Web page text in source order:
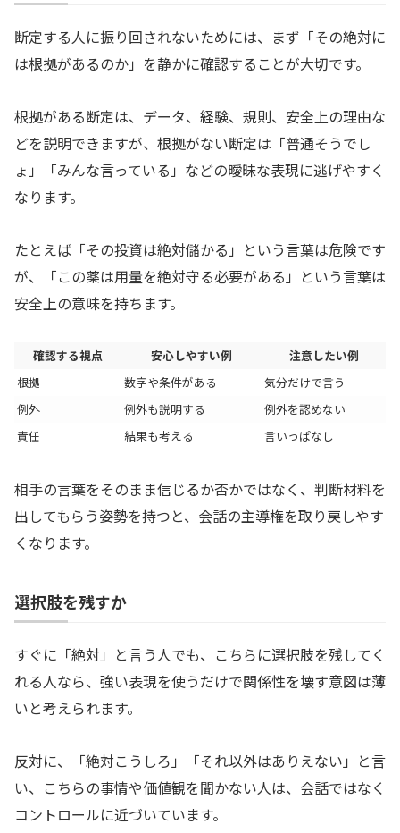
断定する人に振り回されないためには、まず「その絶対に
は根拠があるのか」を静かに確認することが大切です。
根拠がある断定は、データ、経験、規則、安全上の理由な
どを説明できますが、根拠がない断定は「普通そうでし
ょ」「みんな言っている」などの曖昧な表現に逃げやすく
なります。
たとえば「その投資は絶対儲かる」という言葉は危険です
が、「この薬は用量を絶対守る必要がある」という言葉は
安全上の意味を持ちます。
確認する視点 安心しやすい例
注意したい例
根拠
数字や条件がある
気分だけで言う
例外
例外も説明する
例外を認めない
責任
結果も考える 言いっぱなし
相手の言葉をそのまま信じるか否かではなく、判断材料を
出してもらう姿勢を持つと、会話の主導権を取り戻しやす
くなります。
選択肢を残すか
すぐに「絶対」と言う人でも、こちらに選択肢を残してく
れる人なら、強い表現を使うだけで関係性を壊す意図は薄
いと考えられます。
反対に、「絶対こうしろ」「それ以外はありえない」と言
い、こちらの事情や価値観を聞かない人は、会話ではなく
コントロールに近づいています。